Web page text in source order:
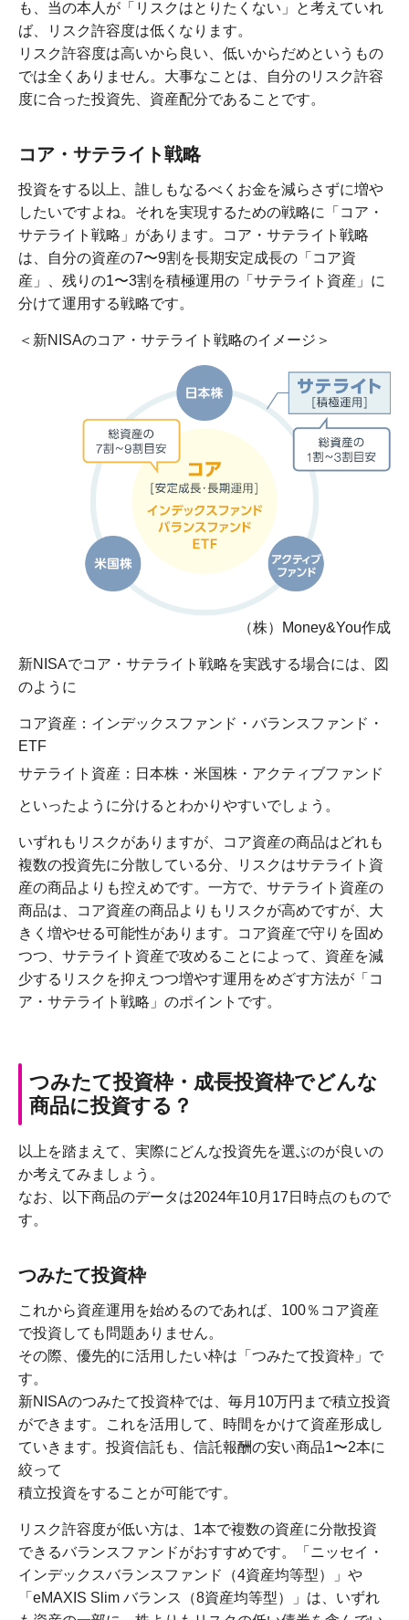
も、当の本人が「リスクはとりたくない」と考えていれ
ば、リスク許容度は低くなります。
リスク許容度は高いから良い、低いからだめというもの
では全くありません。大事なことは、自分のリスク許容
度に合った投資先、資産配分であることです。
コア・サテライト戦略
投資をする以上、誰しもなるべくお金を減らさずに増や
したいですよね。それを実現するための戦略に「コア・
サテライト戦略」があります。コア・サテライト戦略
は、自分の資産の7〜9割を長期安定成長の「コア資
産」、残りの1〜3割を積極運用の「サテライト資産」に
分けて運用する戦略です。
＜新NISAのコア・サテライト戦略のイメージ＞
（株）Money&You作成
新NISAでコア・サテライト戦略を実践する場合には、図
のように
コア資産：インデックスファンド・バランスファンド・
ETF
サテライト資産：日本株・米国株・アクティブファンド
といったように分けるとわかりやすいでしょう。
いずれもリスクがありますが、コア資産の商品はどれも
複数の投資先に分散している分、リスクはサテライト資
産の商品よりも控えめです。一方で、サテライト資産の
商品は、コア資産の商品よりもリスクが高めですが、大
きく増やせる可能性があります。コア資産で守りを固め
つつ、サテライト資産で攻めることによって、資産を減
少するリスクを抑えつつ増やす運用をめざす方法が「コ
ア・サテライト戦略」のポイントです。
つみたて投資枠・成長投資枠でどんな
商品に投資する？
以上を踏まえて、実際にどんな投資先を選ぶのが良いの
か考えてみましょう。
なお、以下商品のデータは2024年10月17日時点のもので
す。
つみたて投資枠
これから資産運用を始めるのであれば、100％コア資産
で投資しても問題ありません。
その際、優先的に活用したい枠は「つみたて投資枠」で
す。
新NISAのつみたて投資枠では、毎月10万円まで積立投資
ができます。これを活用して、時間をかけて資産形成し
ていきます。投資信託も、信託報酬の安い商品1〜2本に
絞って
積立投資をすることが可能です。
リスク許容度が低い方は、1本で複数の資産に分散投資
できるバランスファンドがおすすめです。「ニッセイ・
インデックスバランスファンド（4資産均等型）」や
「eMAXIS Slim バランス（8資産均等型）」は、いずれ